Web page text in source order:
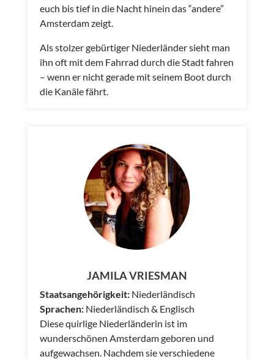
euch bis tief in die Nacht hinein das “andere”
Amsterdam zeigt.
Als stolzer gebürtiger Niederländer sieht man
ihn oft mit dem Fahrrad durch die Stadt fahren
– wenn er nicht gerade mit seinem Boot durch
die Kanäle fährt.
JAMILA VRIESMAN
Staatsangehörigkeit:Niederländisch
Sprachen:Niederländisch & Englisch
Diese quirlige Niederländerin ist im
wunderschönen Amsterdam geboren und
aufgewachsen. Nachdem sie verschiedene